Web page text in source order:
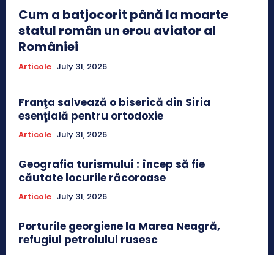
Cum a batjocorit până la moarte
statul român un erou aviator al
României
Articole July 31, 2026
Franţa salvează o biserică din Siria
esenţială pentru ortodoxie
Articole July 31, 2026
Geografia turismului : încep să fie
căutate locurile răcoroase
Articole July 31, 2026
Porturile georgiene la Marea Neagră,
refugiul petrolului rusesc